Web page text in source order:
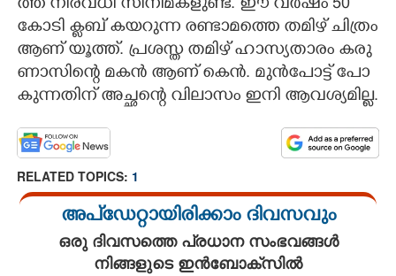
ത്ത് ​നി​ര​വ​ധി​ ​സി​നി​മ​ക​ളു​ണ്ട്.​ ​ഈ​ ​വ​ർ​ഷം​ 50​ ​
കോ​ടി​ ​ക്ള​ബ് ​ക​യ​റു​ന്ന​ ​ര​ണ്ടാ​മ​ത്തെ​ ​ത​മി​ഴ് ​ചി​ത്രം​
​ആ​ണ് ​യൂ​ത്ത്.​ ​പ്ര​ശ​സ്ത​ ​ത​മി​ഴ് ​ഹാ​സ്യ​താ​രം​ ​ക​രു​
ണാ​സി​ന്റെ​ ​മ​ക​ൻ​ ​ആ​ണ് ​കെ​ൻ.​ ​മു​ൻ​പോ​ട്ട് ​പോ​
കു​ന്ന​തി​ന് ​അ​ച്ഛ​ന്റെ​ ​വി​ലാ​സം​ ​ഇ​നി​ ​ആ​വ​ശ്യ​മി​ല്ല.
RELATED TOPICS: 1
അപ്ഡേറ്റായിരിക്കാം ദിവസവും
ഒരു ദിവസത്തെ പ്രധാന സംഭവങ്ങൾ
നിങ്ങളുടെ ഇൻബോക്സിൽ